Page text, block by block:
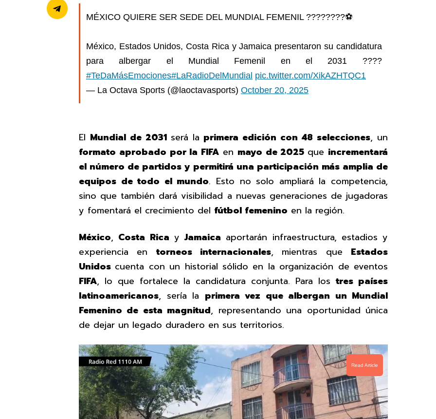
MÉXICO QUIERE SER SEDE DEL MUNDIAL FEMENIL ????????⚽️
México, Estados Unidos, Costa Rica y Jamaica presentaron su candidatura
para albergar el Mundial Femenil en el 2031 ????
#TeDaMásEmociones#LaRadioDelMundial pic.twitter.com/XikAZHTQC1
— La Octava Sports (@laoctavasports) October 20, 2025
El Mundial de 2031 será la primera edición con 48 selecciones, un
formato aprobado por la FIFA en mayo de 2025 que incrementará
el número de partidos y permitirá una participación más amplia de
equipos de todo el mundo. Esto no solo ampliará la competencia,
sino que también dará visibilidad a nuevas generaciones de jugadoras
y fomentará el crecimiento del fútbol femenino en la región.
México, Costa Rica y Jamaica aportarán infraestructura, estadios y
experiencia en torneos internacionales, mientras que Estados
Unidos cuenta con un historial sólido en la organización de eventos
FIFA, lo que fortalece la candidatura conjunta. Para los tres países
latinoamericanos, sería la primera vez que albergan un Mundial
Femenino de esta magnitud, representando una oportunidad única
de dejar un legado duradero en sus territorios.
Read Article